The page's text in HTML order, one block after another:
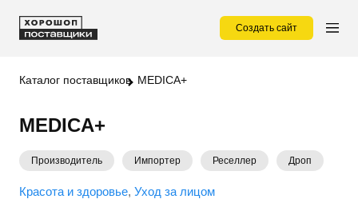
Создать сайт
Каталог поставщиков MEDICA+
MEDICA+
Производитель Импортер Реселлер Дроп
Красота и здоровье Уход за лицом